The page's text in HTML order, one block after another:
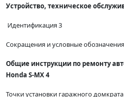
Устройство, техническое
Идентификация 3
Сокращения и условные
Общие инструкции по ремонту
Honda S-MX 4
Точки установки гаражного